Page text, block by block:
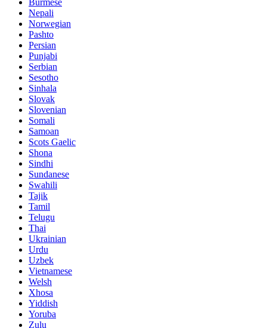
Burmese
Nepali
Norwegian
Pashto
Persian
Punjabi
Serbian
Sesotho
Sinhala
Slovak
Slovenian
Somali
Samoan
Scots Gaelic
Shona
Sindhi
Sundanese
Swahili
Tajik
Tamil
Telugu
Thai
Ukrainian
Urdu
Uzbek
Vietnamese
Welsh
Xhosa
Yiddish
Yoruba
Zulu